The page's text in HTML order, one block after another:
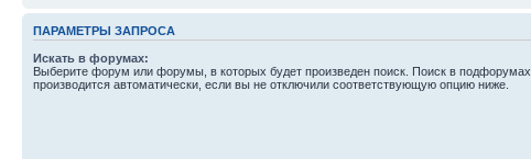
ПАРАМЕТРЫ ЗАПРОСА
Искать в форумах:
Выберите форум или форумы, в которых будет произведен поиск. Поиск в подфорумах
производится автоматически, если вы не отключили соответствующую опцию ниже.